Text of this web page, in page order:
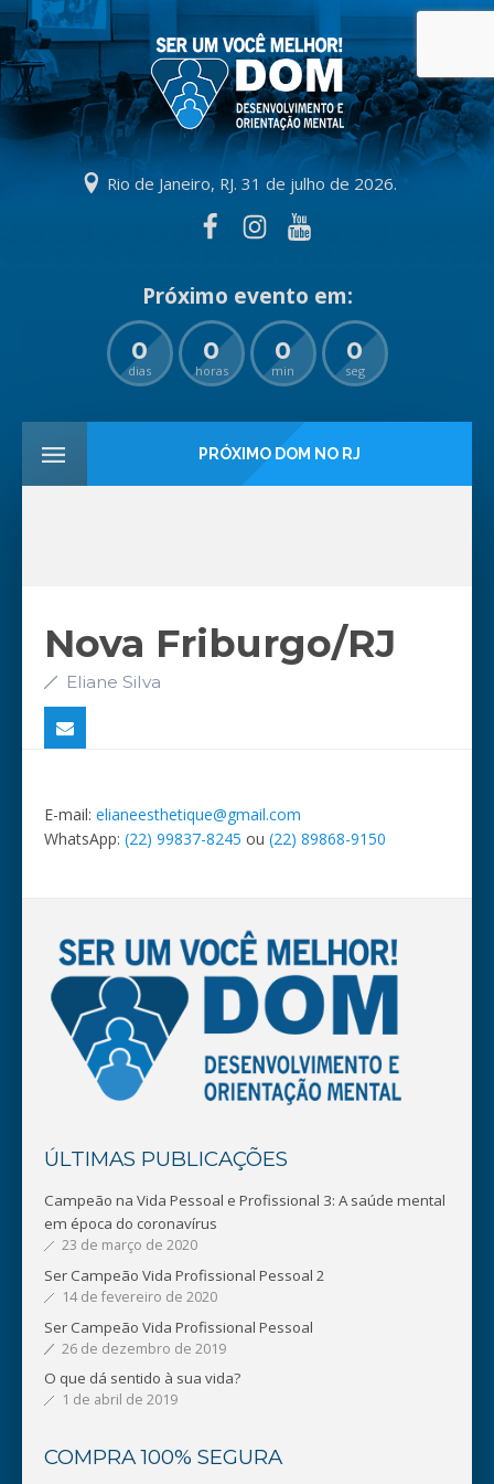
Rio de Janeiro, RJ. 31 de julho de 2026.
0
dias
0
horas
0
min
0
seg
PRÓXIMO DOM NO RJ
Nova Friburgo/RJ
Eliane Silva
E-mail: elianeesthetique@gmail.com
WhatsApp: (22) 99837-8245 ou (22) 89868-9150
ÚLTIMAS PUBLICAÇÕES
Campeão na Vida Pessoal e Profissional 3: A saúde mental
em época do coronavírus
23 de março de 2020
Ser Campeão Vida Profissional Pessoal 2
14 de fevereiro de 2020
Ser Campeão Vida Profissional Pessoal
26 de dezembro de 2019
O que dá sentido à sua vida?
1 de abril de 2019
COMPRA 100% SEGURA